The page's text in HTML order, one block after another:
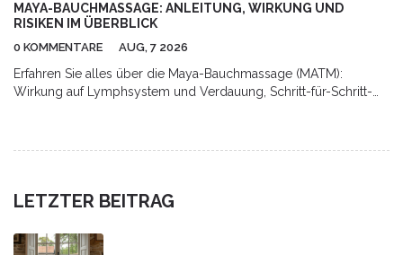
MAYA-BAUCHMASSAGE: ANLEITUNG, WIRKUNG UND
RISIKEN IM ÜBERBLICK
0 KOMMENTARE AUG, 7 2026
Erfahren Sie alles über die Maya-Bauchmassage (MATM):
Wirkung auf Lymphsystem und Verdauung, Schritt-für-Schritt-
LETZTER BEITRAG